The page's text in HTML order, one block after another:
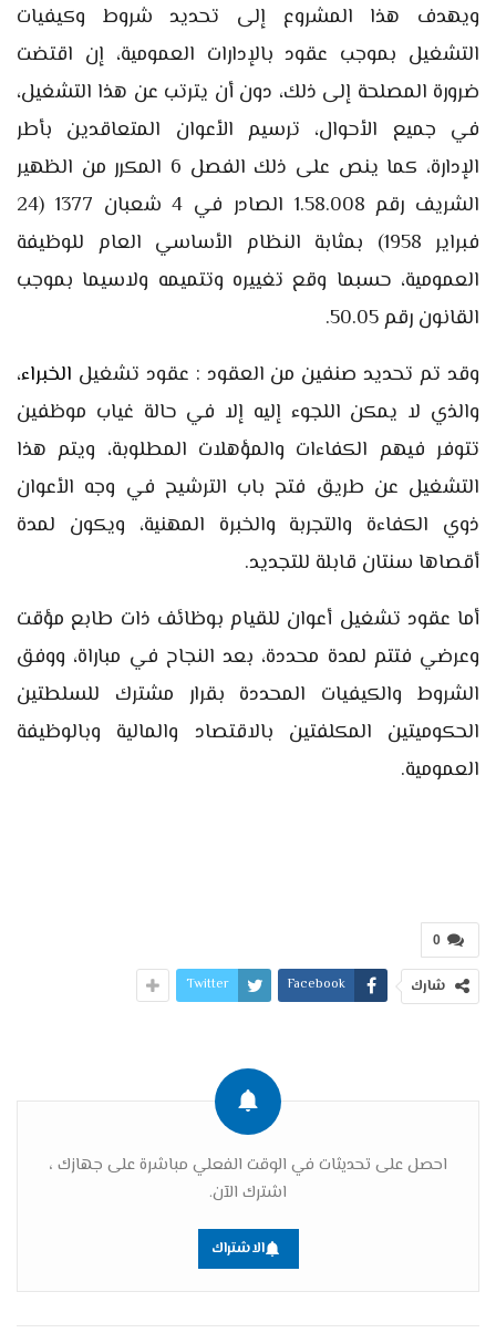
ويهدف هذا المشروع إلى تحديد شروط وكيفيات
التشغيل بموجب عقود بالإدارات العمومية، إن اقتضت
ضرورة المصلحة إلى ذلك، دون أن يترتب عن هذا التشغيل،
في جميع الأحوال، ترسيم الأعوان المتعاقدين بأطر
الإدارة، كما ينص على ذلك الفصل 6 المكرر من الظهير
الشريف رقم 1.58.008 الصادر في 4 شعبان 1377 (24
فبراير 1958) بمثابة النظام الأساسي العام للوظيفة
العمومية، حسبما وقع تغييره وتتميمه ولاسيما بموجب
القانون رقم 50.05.
وقد تم تحديد صنفين من العقود : عقود تشغيل الخبراء،
والذي لا يمكن اللجوء إليه إلا في حالة غياب موظفين
تتوفر فيهم الكفاءات والمؤهلات المطلوبة، ويتم هذا
التشغيل عن طريق فتح باب الترشيح في وجه الأعوان
ذوي الكفاءة والتجربة والخبرة المهنية، ويكون لمدة
أقصاها سنتان قابلة للتجديد.
أما عقود تشغيل أعوان للقيام بوظائف ذات طابع مؤقت
وعرضي فتتم لمدة محددة، بعد النجاح في مباراة، ووفق
الشروط والكيفيات المحددة بقرار مشترك للسلطتين
الحكوميتين المكلفتين بالاقتصاد والمالية وبالوظيفة
العمومية.
0
شارك Facebook
Twitter
احصل على تحديثات في الوقت الفعلي مباشرة على جهازك ،
اشترك الآن.
الاشتراك